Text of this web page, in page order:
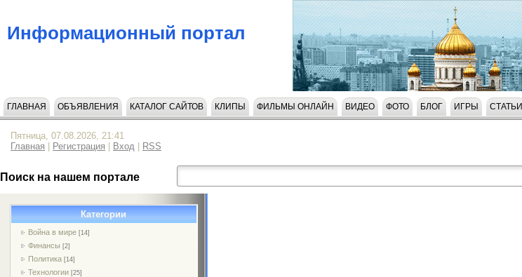
Информационный портал
ГЛАВНАЯ ОБЪЯВЛЕНИЯ КАТАЛОГ САЙТОВ КЛИПЫ ФИЛЬМЫ ОНЛАЙН ВИДЕО ФОТО БЛОГ ИГРЫ СТАТЬИ
Пятница, 07.08.2026, 21:41
Главная
Регистрация Вход RSS
Поиск на нашем портале
Категории
Война в мире [14]
Финансы [2]
Политика [14]
Технологии [25]